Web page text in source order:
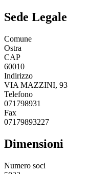
Sede Legale
Comune
Ostra
CAP
60010
Indirizzo
VIA MAZZINI, 93
Telefono
071798931
Fax
07179893227
Dimensioni
Numero soci